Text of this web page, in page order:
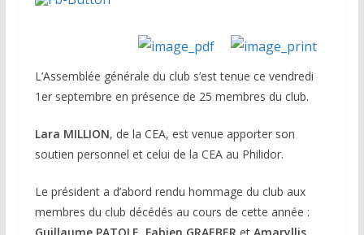
L’Assemblée générale du club s’est tenue ce vendredi
1er septembre en présence de 25 membres du club.
Lara MILLION, de la CEA, est venue apporter son
soutien personnel et celui de la CEA au Philidor.
Le président a d’abord rendu hommage du club aux
membres du club décédés au cours de cette année :